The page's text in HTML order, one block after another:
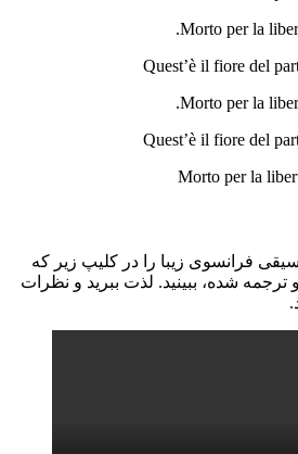
Morto per la
Quest’è il fiore del
Morto per la
Quest’è il fiore del
Morto per la
فرانسوی زیبا را در کلیپ زیر که
شده، ببینید. لذت ببرید و نظرات